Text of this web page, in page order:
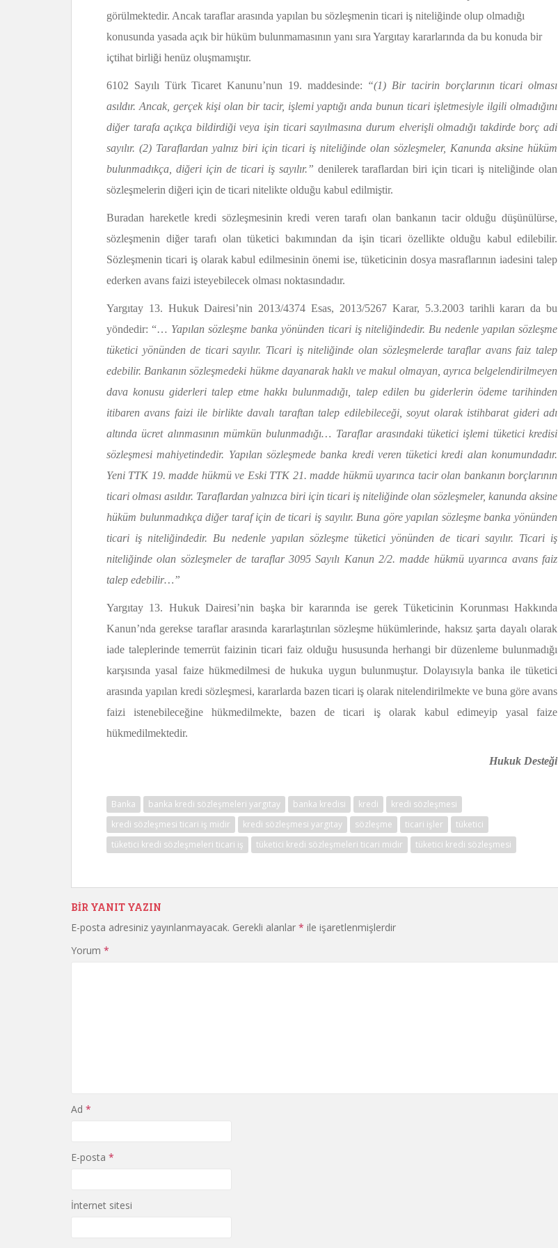
görülmektedir. Ancak taraflar arasında yapılan bu sözleşmenin ticari iş niteliğinde olup olmadığı
konusunda yasada açık bir hüküm bulunmamasının yanı sıra Yargıtay kararlarında da bu konuda bir
içtihat birliği henüz oluşmamıştır.
6102 Sayılı Türk Ticaret Kanunu’nun 19. maddesinde: “(1) Bir tacirin borçlarının ticari olması
asıldır. Ancak, gerçek kişi olan bir tacir, işlemi yaptığı anda bunun ticari işletmesiyle ilgili olmadığını
diğer tarafa açıkça bildirdiği veya işin ticari sayılmasına durum elverişli olmadığı takdirde borç adi
sayılır. (2) Taraflardan yalnız biri için ticari iş niteliğinde olan sözleşmeler, Kanunda aksine hüküm
bulunmadıkça, diğeri için de ticari iş sayılır.” denilerek taraflardan biri için ticari iş niteliğinde olan
sözleşmelerin diğeri için de ticari nitelikte olduğu kabul edilmiştir.
Buradan hareketle kredi sözleşmesinin kredi veren tarafı olan bankanın tacir olduğu düşünülürse,
sözleşmenin diğer tarafı olan tüketici bakımından da işin ticari özellikte olduğu kabul edilebilir.
Sözleşmenin ticari iş olarak kabul edilmesinin önemi ise, tüketicinin dosya masraflarının iadesini talep
ederken avans faizi isteyebilecek olması noktasındadır.
Yargıtay 13. Hukuk Dairesi’nin 2013/4374 Esas, 2013/5267 Karar, 5.3.2003 tarihli kararı da bu
yöndedir: “… Yapılan sözleşme banka yönünden ticari iş niteliğindedir. Bu nedenle yapılan sözleşme
tüketici yönünden de ticari sayılır. Ticari iş niteliğinde olan sözleşmelerde taraflar avans faiz talep
edebilir. Bankanın sözleşmedeki hükme dayanarak haklı ve makul olmayan, ayrıca belgelendirilmeyen
dava konusu giderleri talep etme hakkı bulunmadığı, talep edilen bu giderlerin ödeme tarihinden
itibaren avans faizi ile birlikte davalı taraftan talep edilebileceği, soyut olarak istihbarat gideri adı
altında ücret alınmasının mümkün bulunmadığı… Taraflar arasındaki tüketici işlemi tüketici kredisi
sözleşmesi mahiyetindedir. Yapılan sözleşmede banka kredi veren tüketici kredi alan konumundadır.
Yeni TTK 19. madde hükmü ve Eski TTK 21. madde hükmü uyarınca tacir olan bankanın borçlarının
ticari olması asıldır. Taraflardan yalnızca biri için ticari iş niteliğinde olan sözleşmeler, kanunda aksine
hüküm bulunmadıkça diğer taraf için de ticari iş sayılır. Buna göre yapılan sözleşme banka yönünden
ticari iş niteliğindedir. Bu nedenle yapılan sözleşme tüketici yönünden de ticari sayılır. Ticari iş
niteliğinde olan sözleşmeler de taraflar 3095 Sayılı Kanun 2/2. madde hükmü uyarınca avans faiz
talep edebilir…”
Yargıtay 13. Hukuk Dairesi’nin başka bir kararında ise gerek Tüketicinin Korunması Hakkında
Kanun’nda gerekse taraflar arasında kararlaştırılan sözleşme hükümlerinde, haksız şarta dayalı olarak
iade taleplerinde temerrüt faizinin ticari faiz olduğu hususunda herhangi bir düzenleme bulunmadığı
karşısında yasal faize hükmedilmesi de hukuka uygun bulunmuştur. Dolayısıyla banka ile tüketici
arasında yapılan kredi sözleşmesi, kararlarda bazen ticari iş olarak nitelendirilmekte ve buna göre avans
faizi istenebileceğine hükmedilmekte, bazen de ticari iş olarak kabul edimeyip yasal faize
hükmedilmektedir.
Hukuk Desteği
Banka banka kredi sözleşmeleri yargıtay banka kredisi kredi
kredi sözleşmesi
kredi sözleşmesi ticari iş midir
kredi sözleşmesi yargıtay sözleşme ticari işler
tüketici
tüketici kredi sözleşmeleri ticari iş
tüketici kredi sözleşmeleri ticari midir tüketici kredi sözleşmesi
BIR YANIT YAZIN
E-posta adresiniz yayınlanmayacak. Gerekli alanlar * ile işaretlenmişlerdir
Yorum *
Ad *
E-posta *
İnternet sitesi